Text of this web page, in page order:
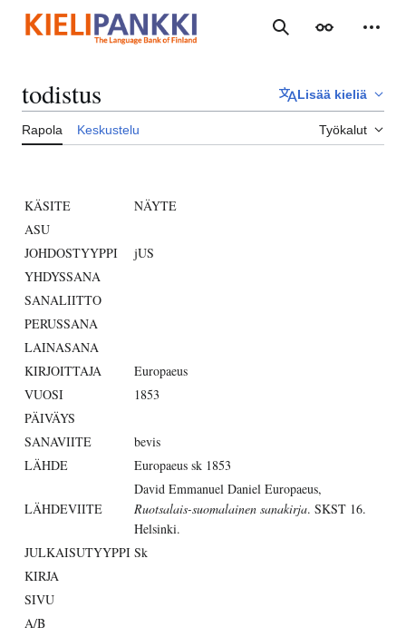
sisältöön
Haku Ulkoasu
todistus Lisää kieliä
Rapola Keskustelu Työkalut
KÄSITE
NÄYTE
ASU
JOHDOSTYYPPI
jUS
YHDYSSANA
SANALIITTO
PERUSSANA
LAINASANA
KIRJOITTAJA
Europaeus
VUOSI
1853
PÄIVÄYS
SANAVIITE
bevis
LÄHDE
Europaeus sk 1853
LÄHDEVIITE
David Emmanuel Daniel Europaeus,
Ruotsalais-suomalainen sanakirja. SKST 16.
Helsinki.
JULKAISUTYYPPI Sk
KIRJA
SIVU
A/B